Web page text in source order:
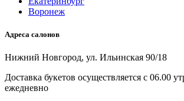
Воронеж
Адреса салонов
Нижний Новгород, ул. Ильинская 90/18
Доставка букетов осуществляется с 06.00
ежедневно